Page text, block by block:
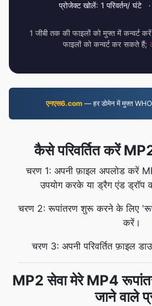
प्रोजेक्ट खोलें: 1 परिवर्तन/ घंटे ·
1 जीबी तक की फाइलों को मुफ्त में कन्वर्ट
फाइलों को कन्वर्ट कर सकते हैं;
एनएस6.com — हर डोमेन में मुफ्त
कैसे परिवर्तित करें
चरण 1: अपनी फ़ाइल अपलोड करें
उपयोग करके या ड्रैग एंड ड्रॉप
चरण 2: रूपांतरण शुरू करने के लिए
करें।
चरण 3: अपनी परिवर्तित फ़ाइल
MP2 सेवा मेरे MP4
जाने वाले